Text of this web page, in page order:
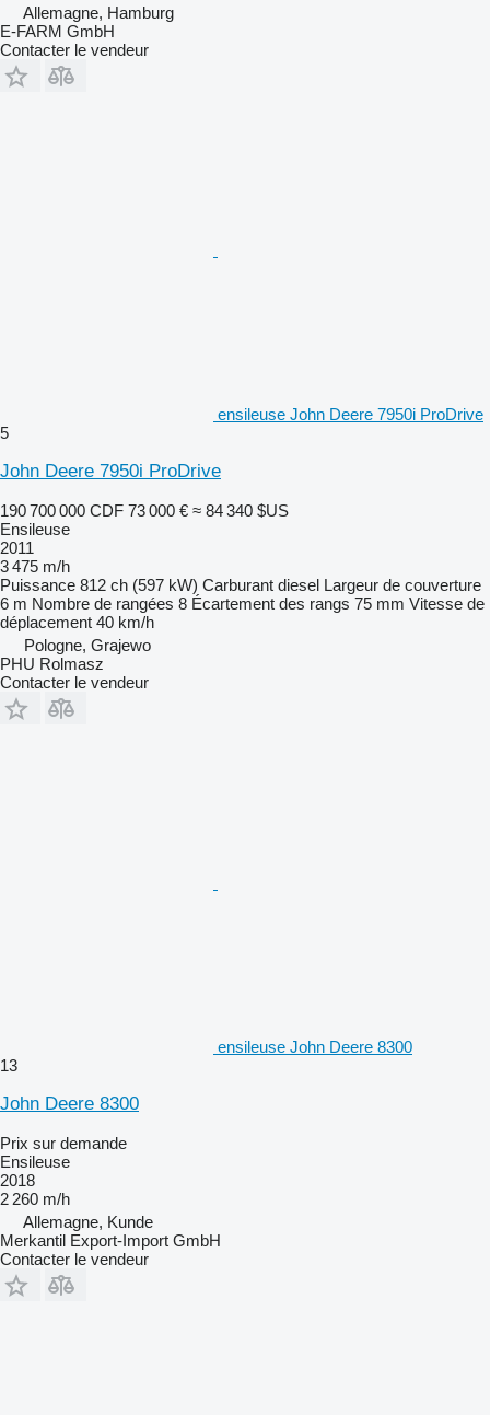
Allemagne, Hamburg
E-FARM GmbH
Contacter le vendeur
ensileuse John Deere 7950i ProDrive
5
John Deere 7950i ProDrive
190 700 000 CDF 73 000 € ≈ 84 340 $US
Ensileuse
2011
3 475 m/h
Puissance 812 ch (597 kW) Carburant diesel Largeur de couverture
6 m Nombre de rangées 8 Écartement des rangs 75 mm Vitesse de
déplacement 40 km/h
Pologne, Grajewo
PHU Rolmasz
Contacter le vendeur
ensileuse John Deere 8300
13
John Deere 8300
Prix sur demande
Ensileuse
2018
2 260 m/h
Allemagne, Kunde
Merkantil Export-Import GmbH
Contacter le vendeur